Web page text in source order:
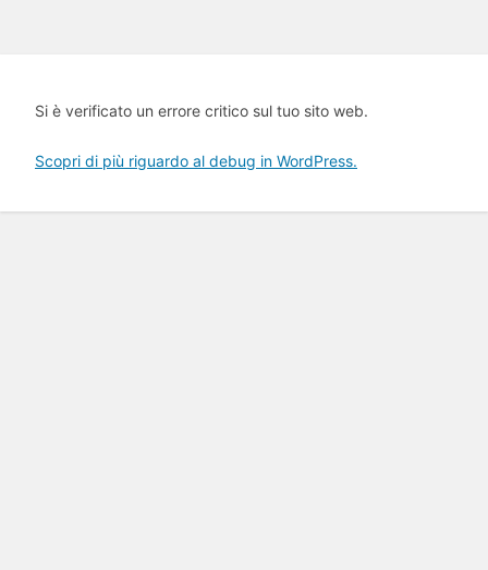
Si è verificato un errore critico sul tuo sito web.
Scopri di più riguardo al debug in WordPress.